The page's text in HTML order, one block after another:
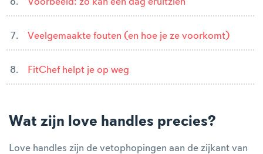
Veelgemaakte fouten (en hoe je ze voorkomt)
FitChef helpt je op weg
Wat zijn love handles precies?
Love handles zijn de vetophopingen aan de zijkant van